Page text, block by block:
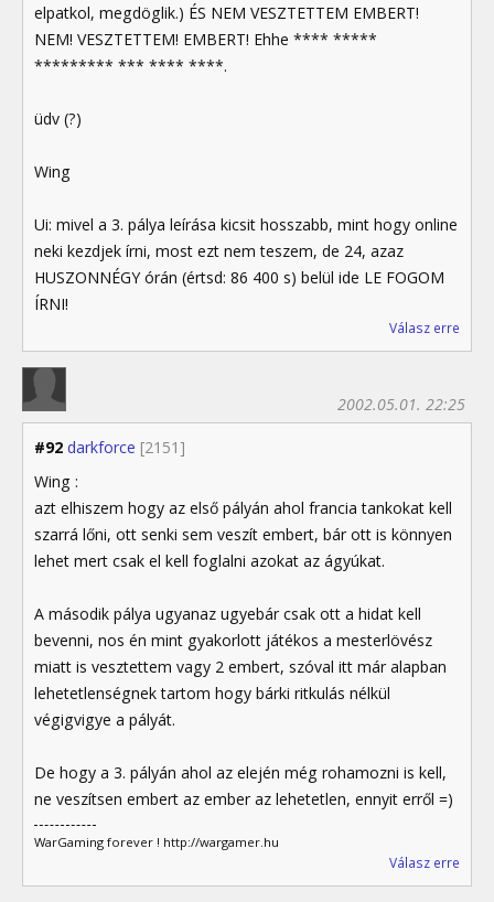
elpatkol, megdöglik.) ÉS NEM VESZTETTEM EMBERT!
NEM! VESZTETTEM! EMBERT! Ehhe **** *****
********* *** **** ****.
üdv (?)
Wing
Ui: mivel a 3. pálya leírása kicsit hosszabb, mint hogy online
neki kezdjek írni, most ezt nem teszem, de 24, azaz
HUSZONNÉGY órán (értsd: 86 400 s) belül ide LE FOGOM
ÍRNI!
Válasz erre
#92 darkforce [2151]
2002.05.01. 22:25
Wing :
azt elhiszem hogy az első pályán ahol francia tankokat kell
szarrá lőni, ott senki sem veszít embert, bár ott is könnyen
lehet mert csak el kell foglalni azokat az ágyúkat.
A második pálya ugyanaz ugyebár csak ott a hidat kell
bevenni, nos én mint gyakorlott játékos a mesterlövész
miatt is vesztettem vagy 2 embert, szóval itt már alapban
lehetetlenségnek tartom hogy bárki ritkulás nélkül
végigvigye a pályát.
De hogy a 3. pályán ahol az elején még rohamozni is kell,
ne veszítsen embert az ember az lehetetlen, ennyit erről =)
WarGaming forever ! http://wargamer.hu
Válasz erre